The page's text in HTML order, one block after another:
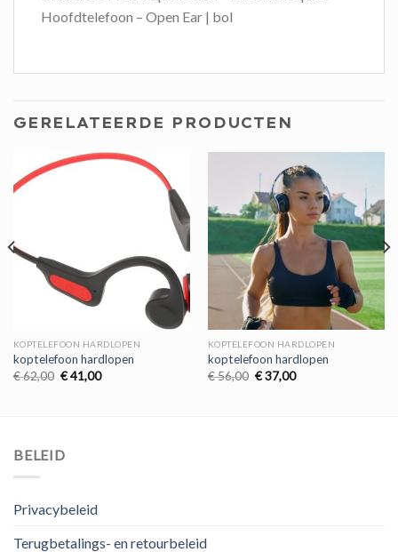
Hoofdtelefoon – Open Ear | bol
GERELATEERDE PRODUCTEN
KOPTELEFOON HARDLOPEN
koptelefoon hardlopen
€62,00 Oorspronkelijke
€41,00Huidige
KOPTELEFOON HARDLOPEN
koptelefoon hardlopen
€56,00 Oorspronkelijke
€37,00Huidige
BELEID
Privacybeleid
Terugbetalings- en retourbeleid